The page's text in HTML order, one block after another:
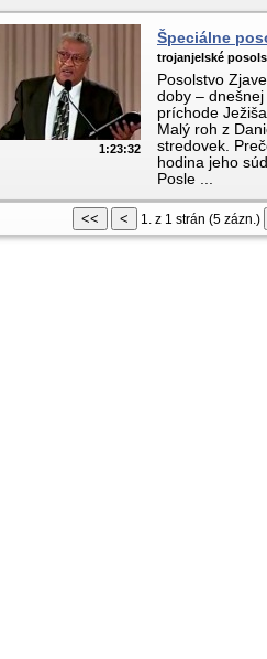
1:23:32
Špeciálne
trojanjelské
Posolstvo
doby –
príchode
Malý roh z
stredovek.
hodina jeho
Posle ...
1. z 1 strán (5 zázn.)